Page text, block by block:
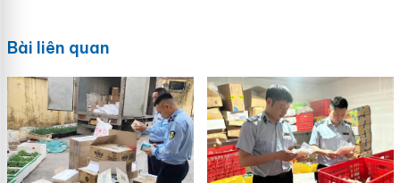
Bài liên quan